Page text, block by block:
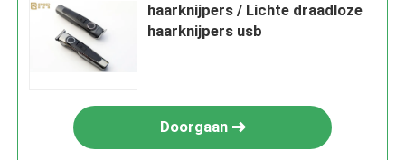
haarknijpers / Lichte draadloze
haarknijpers usb
Doorgaan